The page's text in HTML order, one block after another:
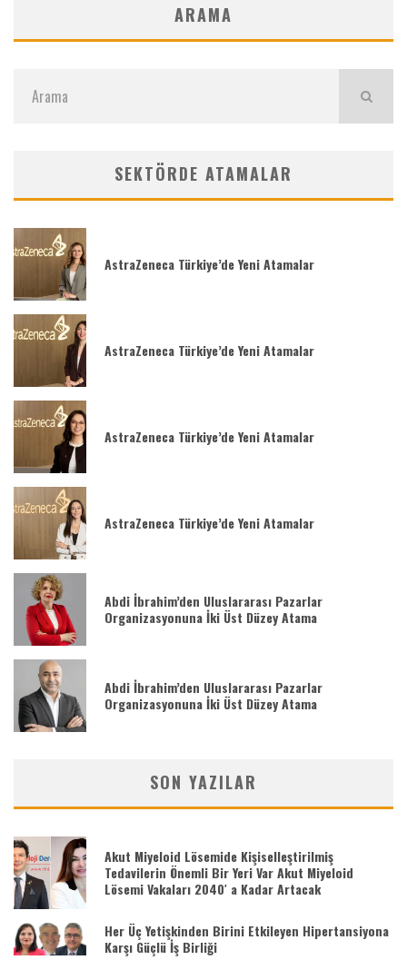
ARAMA
SEKTÖRDE ATAMALAR
AstraZeneca Türkiye’de Yeni Atamalar
AstraZeneca Türkiye’de Yeni Atamalar
AstraZeneca Türkiye’de Yeni Atamalar
AstraZeneca Türkiye’de Yeni Atamalar
Abdi İbrahim’den Uluslararası Pazarlar
Organizasyonuna İki Üst Düzey Atama
Abdi İbrahim’den Uluslararası Pazarlar
Organizasyonuna İki Üst Düzey Atama
SON YAZILAR
Akut Miyeloid Lösemide Kişiselleştirilmiş
Tedavilerin Önemli Bir Yeri Var Akut Miyeloid
Lösemi Vakaları 2040′ a Kadar Artacak
Her Üç Yetişkinden Birini Etkileyen Hipertansiyona
Karşı Güçlü İş Birliği